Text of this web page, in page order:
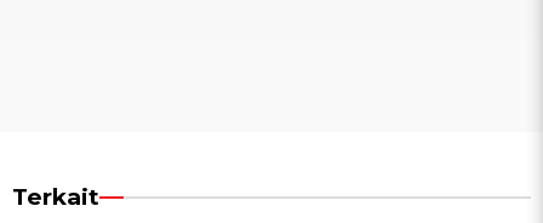
Terkait